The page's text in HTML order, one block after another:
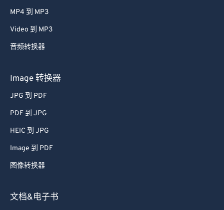
MP4 到 MP3
Video 到 MP3
音频转换器
Image 转换器
JPG 到 PDF
PDF 到 JPG
HEIC 到 JPG
Image 到 PDF
图像转换器
文档&电子书